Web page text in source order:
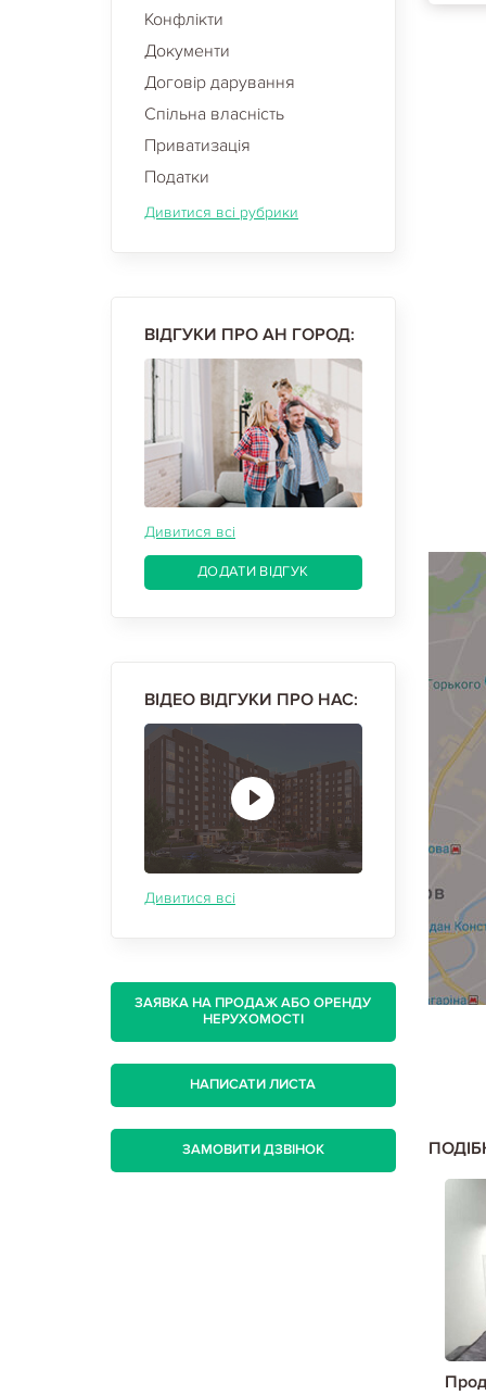
Конфлікти
Документи
Договір дарування
Спільна власність
Приватизація
Податки
Дивитися всі рубрики
ВІДГУКИ ПРО АН ГОРОД:
Дивитися всі
ДОДАТИ ВІДГУК
ВІДЕО ВІДГУКИ ПРО НАС:
Дивитися всі
ЗАЯВКА НА ПРОДАЖ АБО ОРЕНДУ
НЕРУХОМОСТІ
НАПИСАТИ ЛИСТА
ЗАМОВИТИ ДЗВІНОК